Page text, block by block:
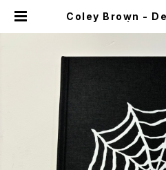
Coley Brown -